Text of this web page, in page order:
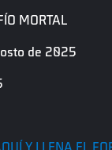
MORTAL
de 2025
Y LLENA EL